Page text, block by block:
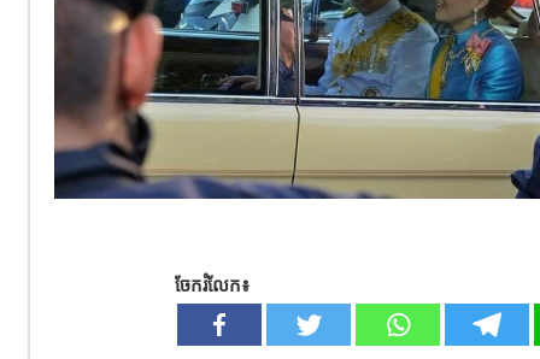
ចែករំលែក៖